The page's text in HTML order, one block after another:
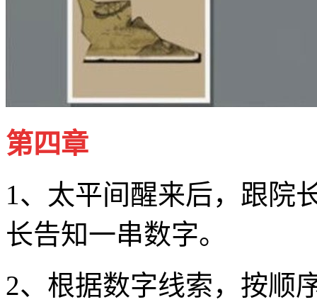
第四章
1、太平间醒来后，跟院
长告知一串数字。
2、根据数字线索，按顺